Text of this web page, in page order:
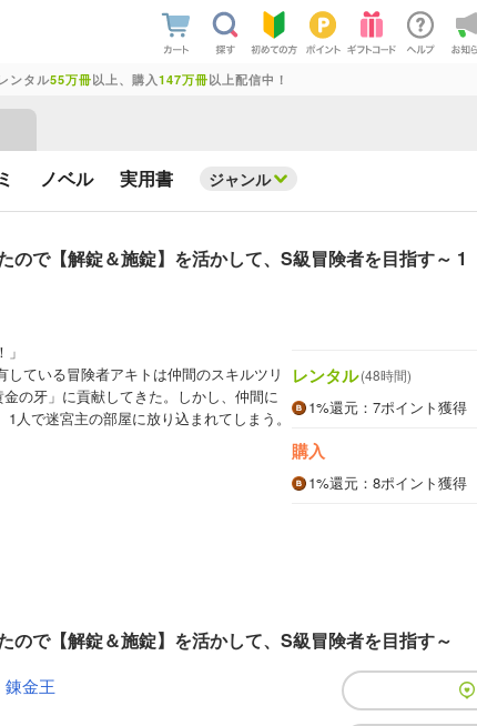
ンタル55万冊以上、購入 147万冊以上配信中！
ノベル 実用書 ジャンル
で【解錠＆施錠】を活かして、S級冒険者を目指す～ 1
ている冒険者アキトは仲間のスキルツリ
の牙」に貢献してきた。しかし、仲間に
人で迷宮主の部屋に放り込まれてしまう。
レンタル(48時間)
1%還元 ：7ポイント獲得
購入
1%還元 ：8ポイント獲得
で【解錠＆施錠】を活かして、S級冒険者を目指す～
錬金王